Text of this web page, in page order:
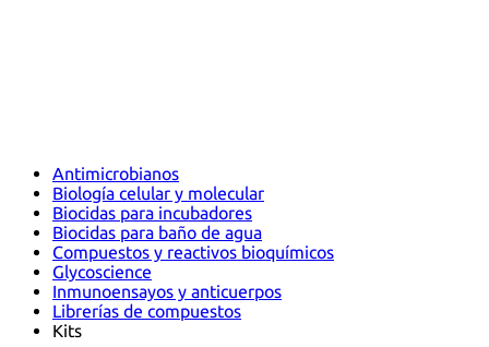
Antimicrobianos
Biología celular y molecular
Biocidas para incubadores
Biocidas para baño de agua
Compuestos y reactivos bioquímicos
Glycoscience
Inmunoensayos y anticuerpos
Librerías de compuestos
Kits